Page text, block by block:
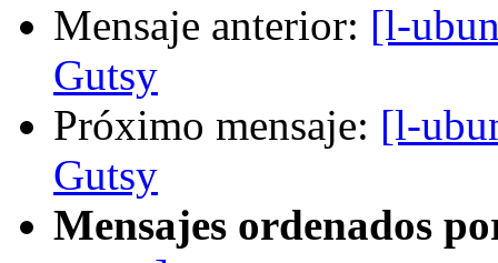
Mensaje anterior: [l-
Gutsy
Próximo mensaje: [l-
Gutsy
Mensajes ordenados